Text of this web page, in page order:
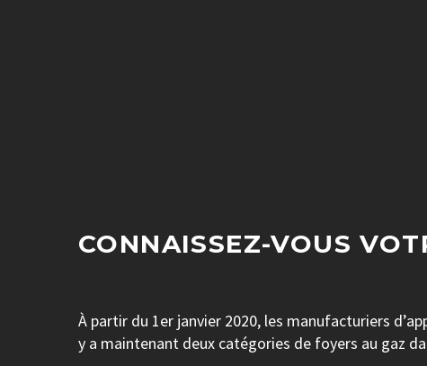
CONNAISSEZ-VOUS
À partir du 1er janvier 2020, les manufacturiers
y a maintenant deux catégories de foyers au gaz